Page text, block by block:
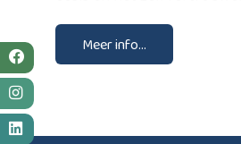
Meer info...